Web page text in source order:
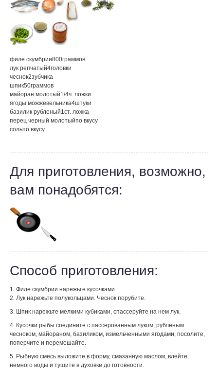
филе скумбрии800граммов
лук репчатый4головки
чеснок2зубчика
шпик50граммов
майоран молотый1/4ч. ложки
ягоды можжевельника4штуки
базилик рубленый1ст. ложка
перец черный молотыйпо вкусу
сольпо вкусу
Для приготовления, возможно,
вам понадобятся:
Способ приготовления:
1. Филе скумбрии нарежьте кусочками.
2. Лук нарежьте полукольцами. Чеснок порубите.
3. Шпик нарежьте мелкими кубиками, спассеруйте на нем лук.
4. Кусочки рыбы соедините с пассерованным луком, рубленым
чесноком, майораном, базиликом, измельченными ягодами, посолите,
поперчите и перемешайте.
5. Рыбную смесь выложите в форму, смазанную маслом, влейте
немного воды и тушите в духовке до готовности.